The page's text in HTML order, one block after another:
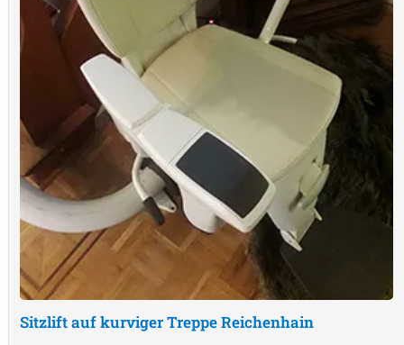
Sitzlift auf kurviger TreppeReichenhain